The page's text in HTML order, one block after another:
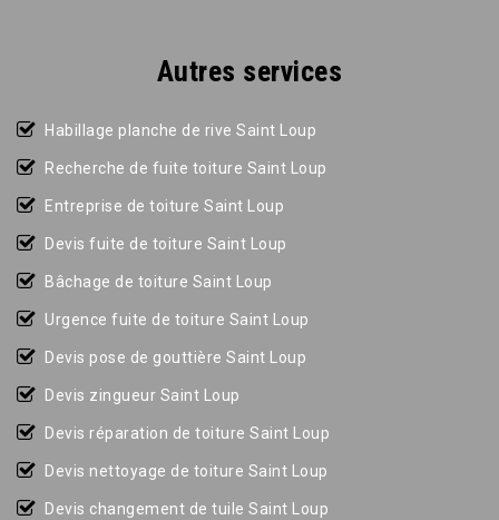
Autres services
Habillage planche de rive Saint Loup
Recherche de fuite toiture Saint Loup
Entreprise de toiture Saint Loup
Devis fuite de toiture Saint Loup
Bâchage de toiture Saint Loup
Urgence fuite de toiture Saint Loup
Devis pose de gouttière Saint Loup
Devis zingueur Saint Loup
Devis réparation de toiture Saint Loup
Devis nettoyage de toiture Saint Loup
Devis changement de tuile Saint Loup